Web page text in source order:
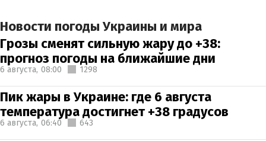
Новости погоды Украины и мира
Грозы сменят сильную жару до +38:
прогноз погоды на ближайшие дни
6 августа, 08:00 1298
Пик жары в Украине: где 6 августа
температура достигнет +38 градусов
6 августа, 06:40 643